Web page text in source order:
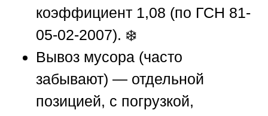
коэффициент 1,08 (по ГСН 81-
05-02-2007). ❄️
Вывоз мусора (часто
забывают) — отдельной
позицией, с погрузкой,